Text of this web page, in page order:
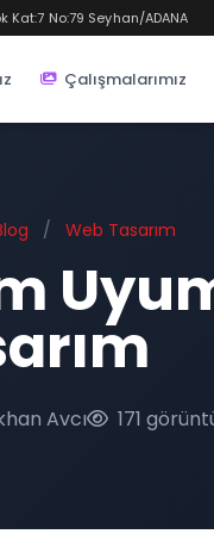
Kat:7 No:79 Seyhan/ADANA
Çalışmalarımız
/ Web Tasarım
Avcı 171